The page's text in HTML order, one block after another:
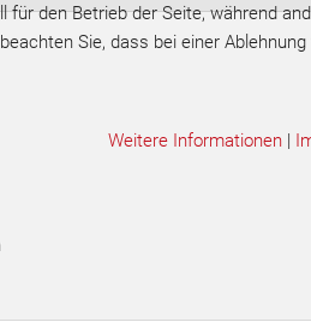
den Betrieb der Seite, während
Sie, dass bei einer
Weitere Informationen|